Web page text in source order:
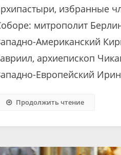
избранные
митрополит
Американский
архиепископ
Европейский
Продолжить чтение